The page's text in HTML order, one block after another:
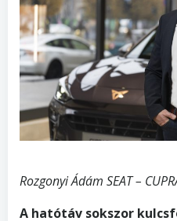
Rozgonyi Ádám SEAT –
A hatótáv sokszor